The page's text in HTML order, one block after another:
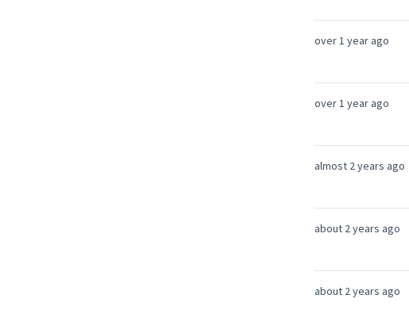
over 1 year ago
over 1 year ago
almost 2 years ago
about 2 years ago
about 2 years ago